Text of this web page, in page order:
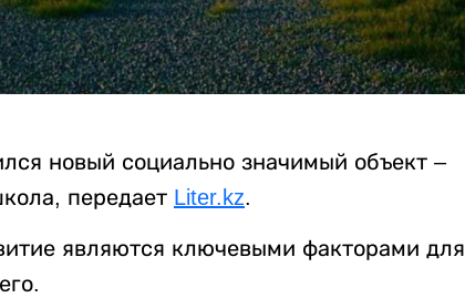
новый социально значимый объект –
передает Liter.kz.
являются ключевыми факторами для